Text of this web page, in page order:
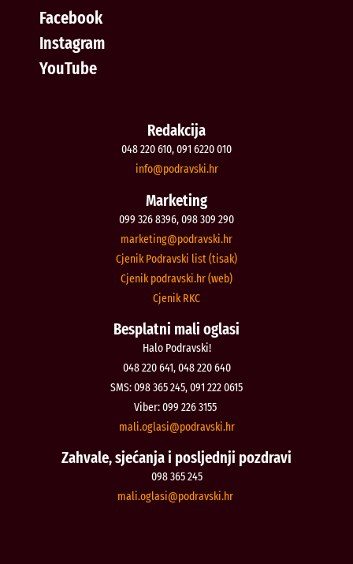
Facebook
Instagram
YouTube
Redakcija
048 220 610, 091 6220 010
rh.iksvardop
@ofni
Marketing
099 326 8396, 098 309 290
rh.iksvardop
@gnitekram
Cjenik Podravski list (tisak)
Cjenik podravski.hr (web)
Cjenik RKC
Besplatni mali oglasi
Halo Podravski!
048 220 641, 048 220 640
SMS: 098 365 245, 091 222 0615
Viber: 099 226 3155
rh.iksvardop
@isalgo.ilam
Zahvale, sjećanja i posljednji pozdravi
098 365 245
rh.iksvardop
@isalgo.ilam